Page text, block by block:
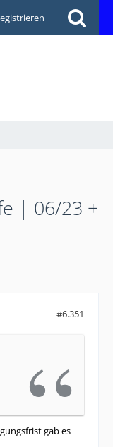
| 06/23 +
#6.351
gab es